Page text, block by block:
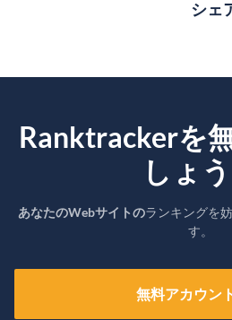
シェ
Ranktrackerを
しょう
あなたのWebサイトのランキングを
す。
無料アカウン